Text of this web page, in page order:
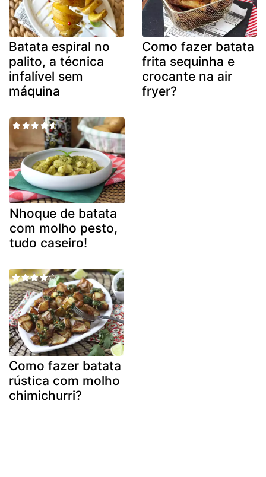
Batata espiral no
palito, a técnica
infalível sem
máquina
Como fazer batata
frita sequinha e
crocante na air
fryer?
Nhoque de batata
com molho pesto,
tudo caseiro!
Como fazer batata
rústica com molho
chimichurri?